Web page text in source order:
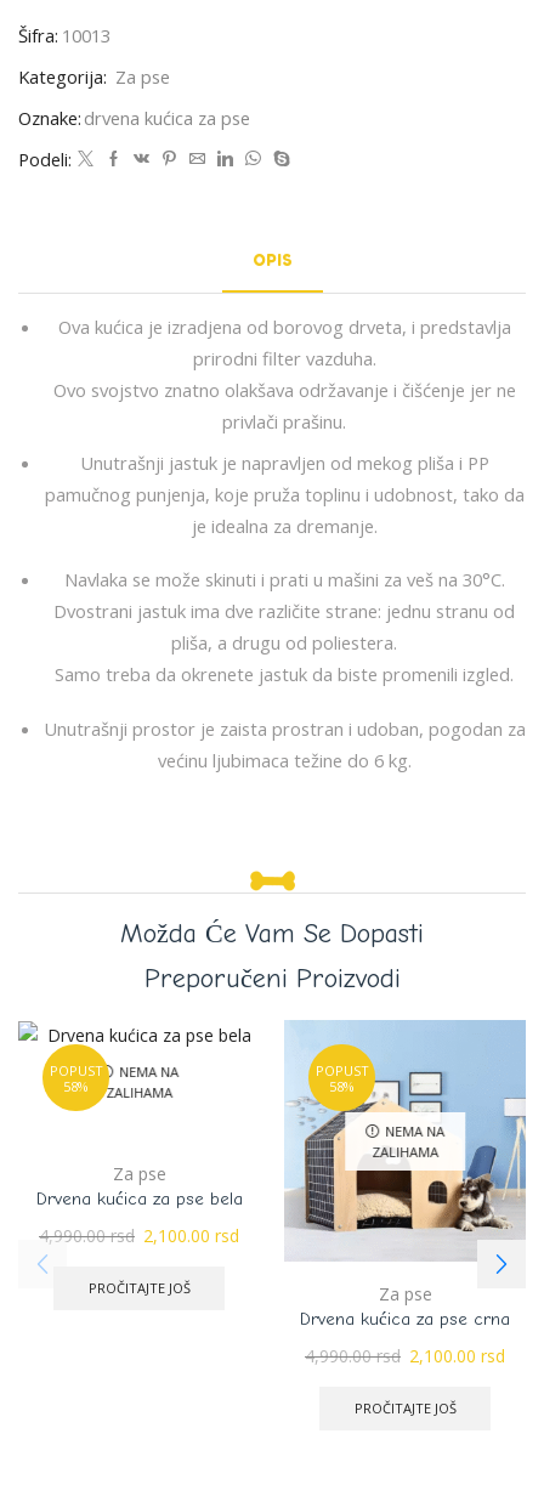
Šifra: 10013
Kategorija: Za pse
Oznake: drvena kućica za pse
Podeli:
OPIS
Ova kućica je izradjena od borovog drveta, i predstavlja
prirodni filter vazduha.
Ovo svojstvo znatno olakšava održavanje i čišćenje jer ne
privlači prašinu.
Unutrašnji jastuk je napravljen od mekog pliša i PP
pamučnog punjenja, koje pruža toplinu i udobnost, tako da
je idealna za dremanje.
Navlaka se može skinuti i prati u mašini za veš na 30°C.
Dvostrani jastuk ima dve različite strane: jednu stranu od
pliša, a drugu od poliestera.
Samo treba da okrenete jastuk da biste promenili izgled.
Unutrašnji prostor je zaista prostran i udoban, pogodan za
većinu ljubimaca težine do 6 kg.
Možda Će Vam Se Dopasti
Preporučeni Proizvodi
POPUST
58%
NEMA NA
ZALIHAMA
Za pse
Drvena kućica za pse bela
4,990.00rsd 2,100.00 rsd
PROČITAJTE JOŠ
POPUST
58%
NEMA NA
ZALIHAMA
Za pse
Drvena kućica za pse crna
4,990.00rsd 2,100.00 rsd
PROČITAJTE JOŠ